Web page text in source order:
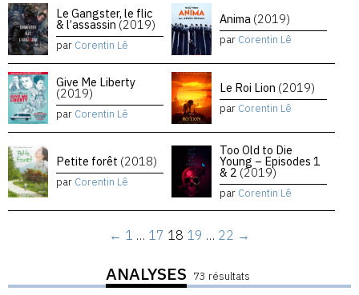
Le Gangster, le flic
& l’assassin (2019)
par Corentin Lê
Anima (2019)
par Corentin Lê
Give Me Liberty
(2019)
par Corentin Lê
Le Roi Lion (2019)
par Corentin Lê
Petite forêt (2018)
par Corentin Lê
Too Old to Die
Young – Episodes 1
& 2 (2019)
par Corentin Lê
← 1 … 17 18 19 … 22 →
ANALYSES 73 résultats